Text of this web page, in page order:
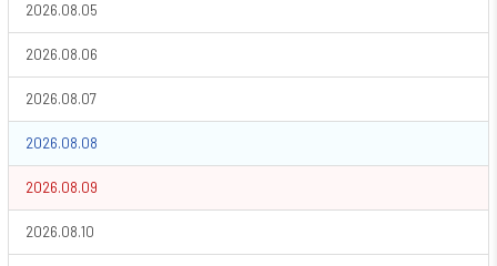
2026.08.05
2026.08.06
2026.08.07
2026.08.08
2026.08.09
2026.08.10